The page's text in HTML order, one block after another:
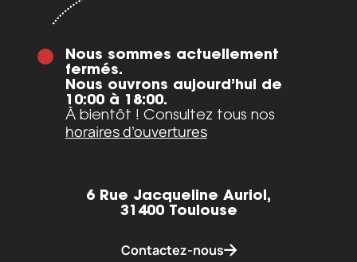
Nous sommes actuellement
fermés.
Nous ouvrons aujourd’hui de
10:00 à 18:00.
À bientôt ! Consultez tous nos
horaires d’ouvertures
6 Rue Jacqueline Auriol,
31400 Toulouse
Contactez-nous